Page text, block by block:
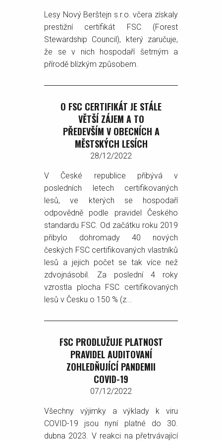
Lesy Nový Berštejn s.r.o. včera získaly
prestižní certifikát FSC (Forest
Stewardship Council), který zaručuje,
že se v nich hospodaří šetrným a
přírodě blízkým způsobem.
O FSC CERTIFIKÁT JE STÁLE
VĚTŠÍ ZÁJEM A TO
PŘEDEVŠÍM V OBECNÍCH A
MĚSTSKÝCH LESÍCH
28/12/2022
V České republice přibývá v
posledních letech certifikovaných
lesů, ve kterých se hospodaří
odpovědně podle pravidel Českého
standardu FSC. Od začátku roku 2019
přibylo dohromady 40 nových
českých FSC certifikovaných vlastníků
lesů a jejich počet se tak více než
zdvojnásobil. Za poslední 4 roky
vzrostla plocha FSC certifikovaných
lesů v Česku o 150 % (z...
FSC PRODLUŽUJE PLATNOST
PRAVIDEL AUDITOVANÍ
ZOHLEDŇUJÍCÍ PANDEMII
COVID-19
07/12/2022
Všechny výjimky a výklady k viru
COVID-19 jsou nyní platné do 30.
dubna 2023. V reakci na přetrvávající